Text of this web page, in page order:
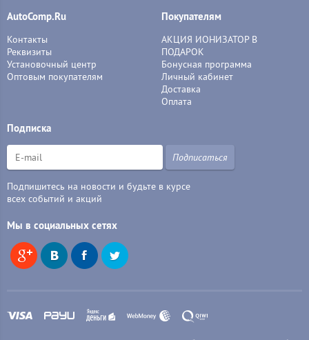
AutoComp.Ru
Контакты
Реквизиты
Установочный центр
Оптовым покупателям
Покупателям
АКЦИЯ ИОНИЗАТОР В
ПОДАРОК
Бонусная программа
Личный кабинет
Доставка
Оплата
Подписка
Подписаться
Подпишитесь на новости и будьте в курсе
всех событий и акций
Мы в социальных сетях